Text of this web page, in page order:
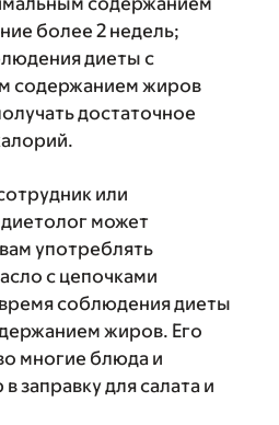
более 2 недель;
диеты с
содержанием жиров
достаточное
или
может
употреблять
с цепочками
соблюдения диеты
жиров. Его
многие блюда и
заправку для салата и